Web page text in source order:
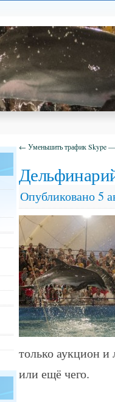
← Уменьшить трафик Skype
Опубликовано5
только аукцион и
или ещё чего.